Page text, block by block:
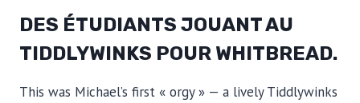
DES ÉTUDIANTS JOUANT AU
TIDDLYWINKS POUR WHITBREAD.
This was Michael’s first « orgy » — a lively Tiddlywinks